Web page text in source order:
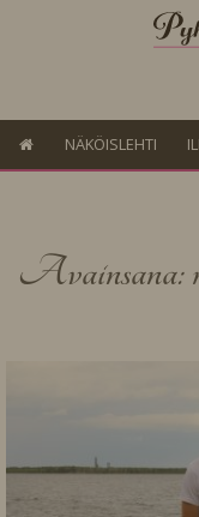
NÄKÖISLEHTI
Avainsana: